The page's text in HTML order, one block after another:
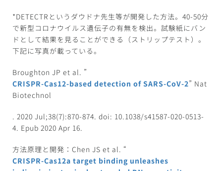
*DETECTRというダウドナ先生等が開発した方法。40-50分
で新型コロナウイルス遺伝子の有無を検出。試験紙にバン
ドとして結果を見ることができる（ストリップテスト）。
下記に写真が載っている。
Broughton JP et al. ”
CRISPR-Cas12-based detection of SARS-CoV-2” Nat
Biotechnol
. 2020 Jul;38(7):870-874. doi: 10.1038/s41587-020-0513-
4. Epub 2020 Apr 16.
方法原理と開発：Chen JS et al. “
CRISPR-Cas12a target binding unleashes